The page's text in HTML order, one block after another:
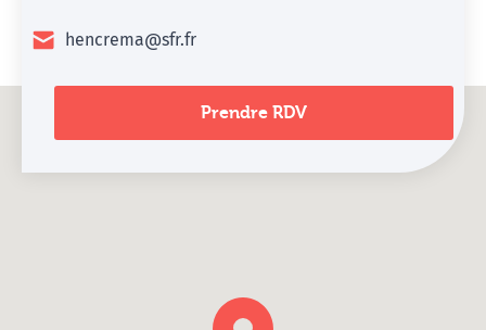
hencrema@sfr.fr
Prendre RDV